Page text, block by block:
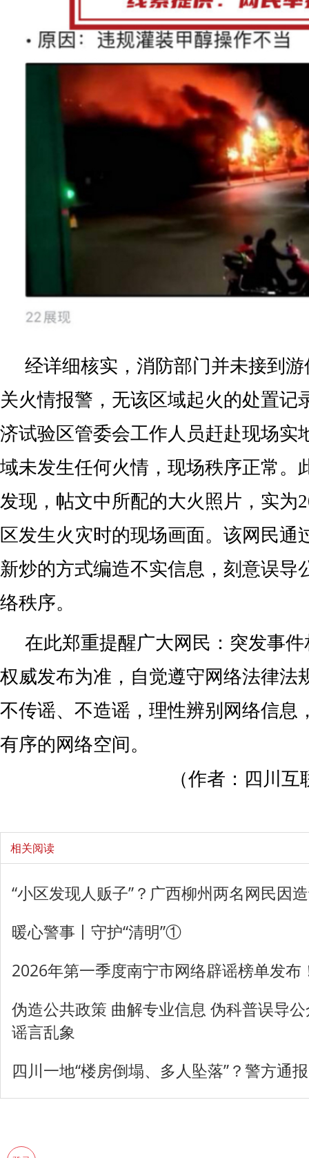
经详细核实，消防部门并未接到
关火情报警，无该区域起火的处置记
济试验区管委会工作人员赶赴现场实
域未发生任何火情，现场秩序正常。
发现，帖文中所配的大火照片，实为
区发生火灾时的现场画面。该网民通
新炒的方式编造不实信息，刻意误导
络秩序。
在此郑重提醒广大网民：突发事
权威发布为准，自觉遵守网络法律法
不传谣、不造谣，理性辨别网络信息
有序的网络空间。
（作者：四川
相关阅读
“小区发现人贩子”？广西柳州两名网民因
暖心警事丨守护“清明”①
2026年第一季度南宁市网络辟谣榜单发布
伪造公共政策 曲解专业信息 伪科普误导
谣言乱象
四川一地“楼房倒塌、多人坠落”？警方通报